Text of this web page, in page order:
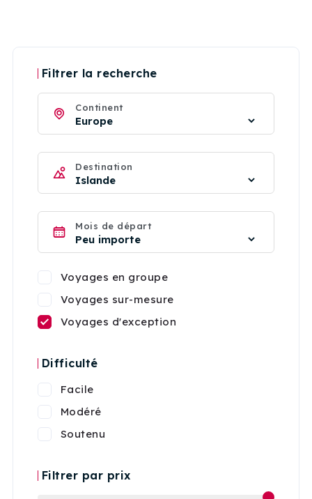
Filtrer la recherche
Continent
Destination
Mois de départ
Voyages en groupe
Voyages sur-mesure
Voyages d'exception
Difficulté
Facile
Modéré
Soutenu
Filtrer par prix